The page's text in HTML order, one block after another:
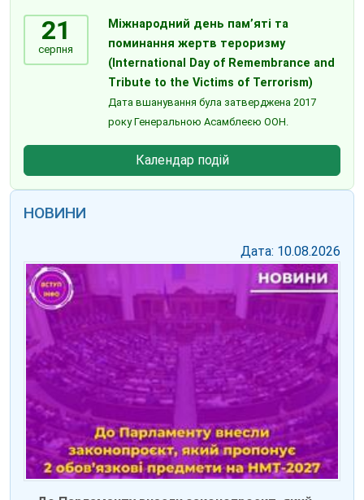
21
серпня
Міжнародний день пам’яті та
поминання жертв тероризму
(International Day of Remembrance and
Tribute to the Victims of Terrorism)
Дата вшанування була затверджена 2017
року Генеральною Асамблеєю ООН.
Календар подій
НОВИНИ
Дата: 10.08.2026